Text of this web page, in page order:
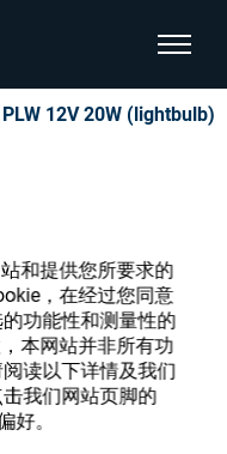
和提供您所要求的
，在经过您同意
功能性和测量性的
本网站并非所有功
读以下详情及我们
我们网站页脚的
好。
显示页
12V 20W (lightbulb)
并了解我们的各